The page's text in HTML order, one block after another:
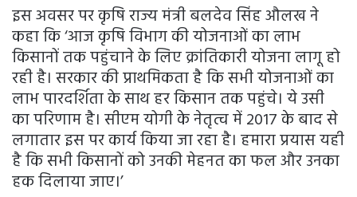
इस अवसर पर कृषि राज्य मंत्री बलदेव सिंह औलख ने
कहा कि ‘आज कृषि विभाग की योजनाओं का लाभ
किसानों तक पहुंचाने के लिए क्रांतिकारी योजना लागू हो
रही है। सरकार की प्राथमिकता है कि सभी योजनाओं का
लाभ पारदर्शिता के साथ हर किसान तक पहुंचे। ये उसी
का परिणाम है। सीएम योगी के नेतृत्व में 2017 के बाद से
लगातार इस पर कार्य किया जा रहा है। हमारा प्रयास यही
है कि सभी किसानों को उनकी मेहनत का फल और उनका
हक दिलाया जाए।’